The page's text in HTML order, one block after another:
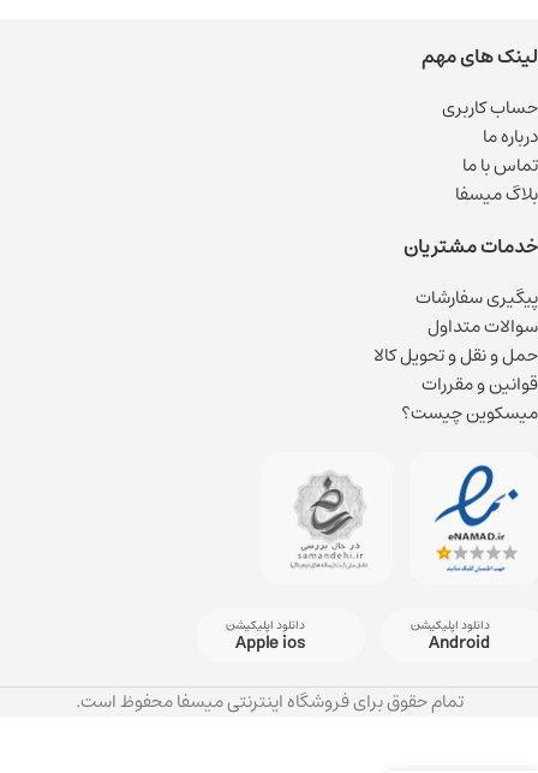
لینک های مهم
حساب کاربری
درباره ما
تماس با ما
بلاگ میسفا
خدمات مشتریان
پیگیری سفارشات
سوالات متداول
حمل و نقل و تحویل کالا
قوانین و مقررات
میسکوین چیست؟
دانلود اپلیکیشن
Android
دانلود اپلیکیشن
Apple ios
تمام حقوق برای فروشگاه اینترنتی میسفا محفوظ است.